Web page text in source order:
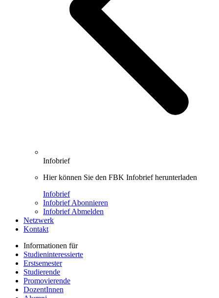
Infobrief
Hier können Sie den FBK Infobrief herunterladen
Infobrief
Infobrief Abonnieren
Infobrief Abmelden
Netzwerk
Kontakt
Informationen für
Studieninteressierte
Erstsemester
Studierende
Promovierende
DozentInnen